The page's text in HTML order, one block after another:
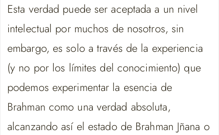
Esta verdad puede ser aceptada a un nivel
intelectual por muchos de nosotros, sin
embargo, es solo a través de la experiencia
(y no por los límites del conocimiento) que
podemos experimentar la esencia de
Brahman como una verdad absoluta,
alcanzando así el estado de Brahman Jñana o